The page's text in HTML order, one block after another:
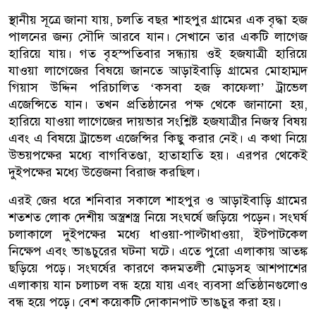
স্থানীয় সূত্রে জানা যায়, চলতি বছর শাহপুর গ্রামের এক বৃদ্ধা হজ
পালনের জন্য সৌদি আরবে যান। সেখানে তার একটি লাগেজ
হারিয়ে যায়। গত বৃহস্পতিবার সন্ধ্যায় ওই হজযাত্রী হারিয়ে
যাওয়া লাগেজের বিষয়ে জানতে আড়াইবাড়ি গ্রামের মোহাম্মদ
গিয়াস উদ্দিন পরিচালিত ‘কসবা হজ কাফেলা’ ট্রাভেল
এজেন্সিতে যান। তখন প্রতিষ্ঠানের পক্ষ থেকে জানানো হয়,
হারিয়ে যাওয়া লাগেজের দায়ভার সংশ্লিষ্ট হজযাত্রীর নিজস্ব বিষয়
এবং এ বিষয়ে ট্রাভেল এজেন্সির কিছু করার নেই। এ কথা নিয়ে
উভয়পক্ষের মধ্যে বাগবিতণ্ডা, হাতাহাতি হয়। এরপর থেকেই
দুইপক্ষের মধ্যে উত্তেজনা বিরাজ করছিল।
এরই জের ধরে শনিবার সকালে শাহপুর ও আড়াইবাড়ি গ্রামের
শতশত লোক দেশীয় অস্ত্রশস্ত্র নিয়ে সংঘর্ষে জড়িয়ে পড়েন। সংঘর্ষ
চলাকালে দুইপক্ষের মধ্যে ধাওয়া-পাল্টাধাওয়া, ইটপাটকেল
নিক্ষেপ এবং ভাঙচুরের ঘটনা ঘটে। এতে পুরো এলাকায় আতঙ্ক
ছড়িয়ে পড়ে। সংঘর্ষের কারণে কদমতলী মোড়সহ আশপাশের
এলাকায় যান চলাচল বন্ধ হয়ে যায় এবং ব্যবসা প্রতিষ্ঠানগুলোও
বন্ধ হয়ে পড়ে। বেশ কয়েকটি দোকানপাট ভাঙচুর করা হয়।